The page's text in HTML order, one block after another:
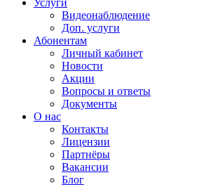
Услуги
Видеонаблюдение
Доп. услуги
Абонентам
Личный кабинет
Новости
Акции
Вопросы и ответы
Документы
О нас
Контакты
Лицензии
Партнёры
Вакансии
Блог